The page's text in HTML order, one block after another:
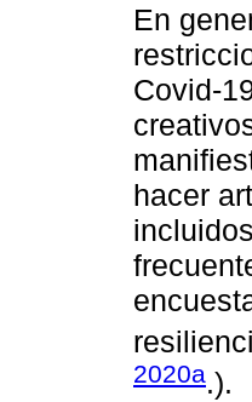
En
Covid-
hacer
2020a.).